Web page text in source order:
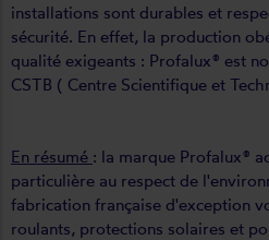
installations sont durables et
sécurité. En effet, la production
qualité exigeants : Profalux® est
CSTB ( Centre Scientifique et
En résumé : la marque Profalux®
particulière au respect de
fabrication française d'exception
roulants, protections solaires et